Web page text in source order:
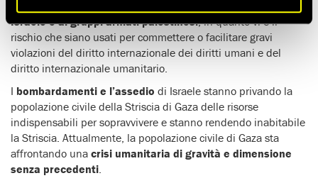
Israele e ai gruppi armati palestinesi, in quanto vi è il
rischio che siano usati per commettere o facilitare gravi
violazioni del diritto internazionale dei diritti umani e del
diritto internazionale umanitario.
I bombardamenti e l’assedio di Israele stanno privando la
popolazione civile della Striscia di Gaza delle risorse
indispensabili per sopravvivere e stanno rendendo inabitabile
la Striscia. Attualmente, la popolazione civile di Gaza sta
affrontando una crisi umanitaria di gravità e dimensione
senza precedenti